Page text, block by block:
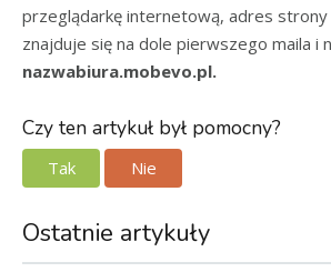
przeglądarkę internetową, adres strony
znajduje się na dole pierwszego maila i
nazwabiura.mobevo.pl.
Czy ten artykuł był pomocny?
Tak Nie
Ostatnie artykuły